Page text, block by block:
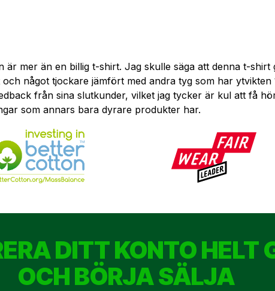
är mer än en billig t-shirt. Jag skulle säga att denna t-
något tjockare jämfört med andra tyg som har ytvikten
från sina slutkunder, vilket jag tycker är kul att få
som annars bara dyrare produkter har.
DITT KONTO HELT
OCH BÖRJA SÄLJA